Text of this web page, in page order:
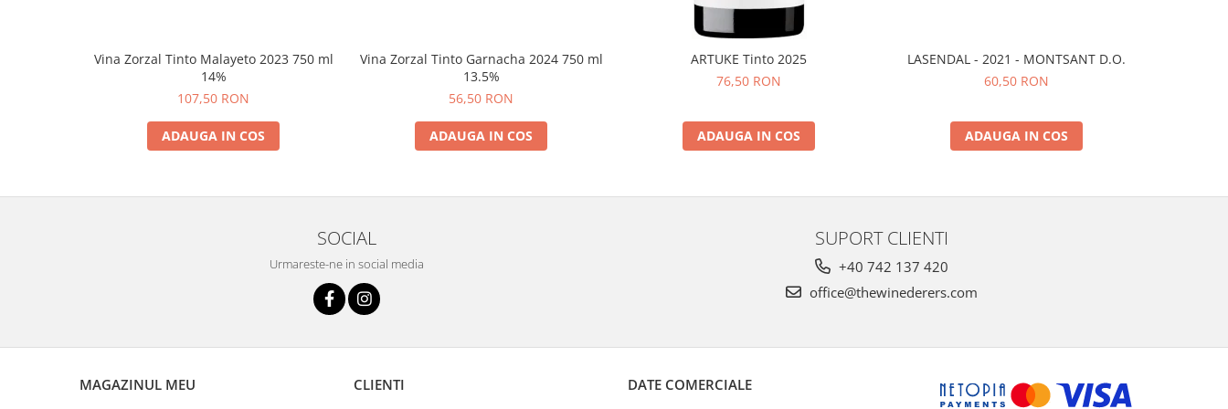
Vina Zorzal Tinto Malayeto 2023 750 ml
14%
107,50 RON
ADAUGA IN COS
Vina Zorzal Tinto Garnacha 2024 750 ml
13.5%
56,50 RON
ADAUGA IN COS
ARTUKE Tinto 2025
76,50 RON
ADAUGA IN COS
LASENDAL - 2021 - MONTSANT D.O.
60,50 RON
ADAUGA IN COS
SOCIAL
Urmareste-ne in social media
SUPORT CLIENTI
+40 742 137 420
office@thewinederers.com
MAGAZINUL MEU CLIENTI DATE COMERCIALE